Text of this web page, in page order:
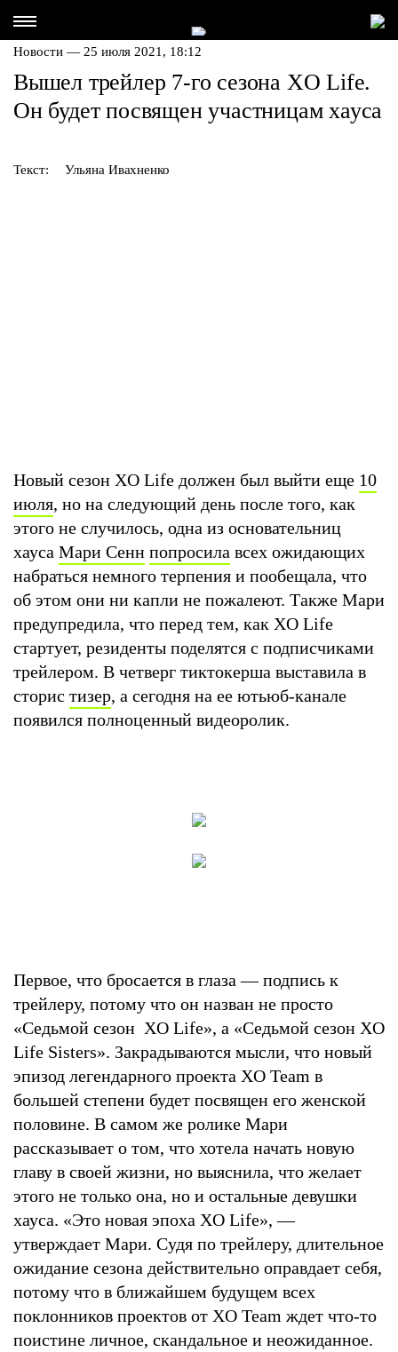
Новости — 25 июля 2021, 18:12
Вышел трейлер 7-го сезона XO Life.
Он будет посвящен участницам хауса
Текст: Ульяна Ивахненко
Новый сезон XO Life должен был выйти еще 10
июля, но на следующий день после того, как
этого не случилось, одна из основательниц
хауса Мари Сенн попросила всех ожидающих
набраться немного терпения и пообещала, что
об этом они ни капли не пожалеют. Также Мари
предупредила, что перед тем, как XO Life
стартует, резиденты поделятся с подписчиками
трейлером. В четверг тиктокерша выставила в
сторис тизер, а сегодня на ее ютьюб-канале
появился полноценный видеоролик.
Первое, что бросается в глаза — подпись к
трейлеру, потому что он назван не просто
«Седьмой сезон XO Life», а «Седьмой сезон XO
Life Sisters». Закрадываются мысли, что новый
эпизод легендарного проекта XO Team в
большей степени будет посвящен его женской
половине. В самом же ролике Мари
рассказывает о том, что хотела начать новую
главу в своей жизни, но выяснила, что желает
этого не только она, но и остальные девушки
хауса. «Это новая эпоха XO Life», —
утверждает Мари. Судя по трейлеру, длительное
ожидание сезона действительно оправдает себя,
потому что в ближайшем будущем всех
поклонников проектов от XO Team ждет что-то
поистине личное, скандальное и неожиданное.